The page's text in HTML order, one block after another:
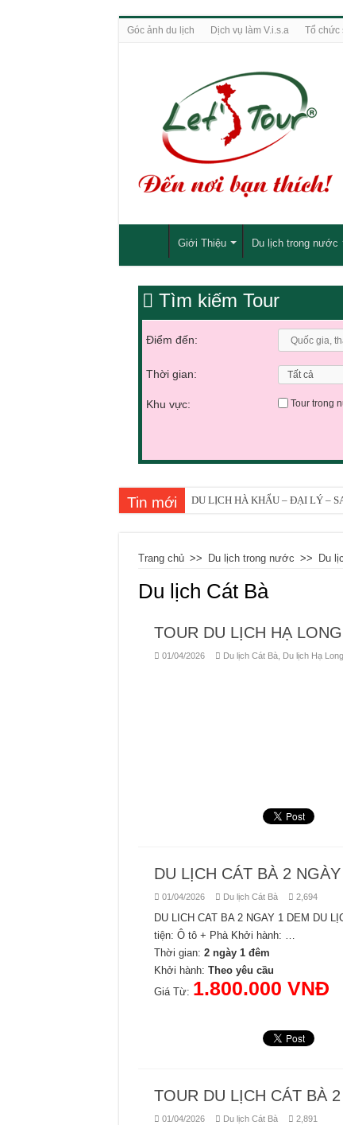
Góc ảnh du lịch Dịch vụ làm V.i.s.a Tổ chức
Giới Thiệu Du lịch trong nước
Tìm kiếm Tour
Điểm đến:
Thời gian:
Khu vực: Tour trong
Tin mới DU LỊCH HÀ KHẨU – ĐẠI LÝ –
DU LỊCH CHÂU HỒNG HÀ –
TOUR DU LỊCH KHÁM PHÁ
TOUR THĂM QUAN HÀ NỘI
TOUR DU LỊCH THĂM QUAN HÀ
TOUR THĂM QUAN HÀ NỘI
TOUR DU LỊCH CÔN MINH –
TOUR DU LỊCH CÔN MINH
Trang chủ >> Du lịch trong nước >> Du
Du lịch Cát Bà
TOUR DU LỊCH HẠ
01/04/2026 Du lịch Cát Bà, Du lịch Hạ Long
DU LỊCH CÁT BÀ 2
01/04/2026 Du lịch Cát Bà 2,694
DU LICH CAT BA 2 NGAY 1 DEM DU
tiện: Ô tô + Phà Khởi hành: …
Thời gian: 2 ngày 1 đêm
Khởi hành: Theo yêu cầu
Giá Từ: 1.800.000 VNĐ
TOUR DU LỊCH CÁT BÀ
01/04/2026 Du lịch Cát Bà 2,891